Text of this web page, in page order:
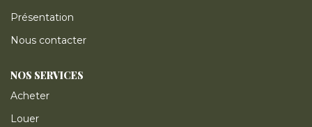
Présentation
Nous contacter
NOS SERVICES
Acheter
Louer